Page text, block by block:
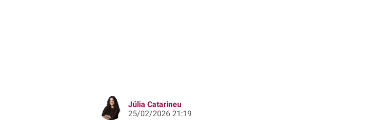
Júlia Catarineu
25/02/2026 21:19